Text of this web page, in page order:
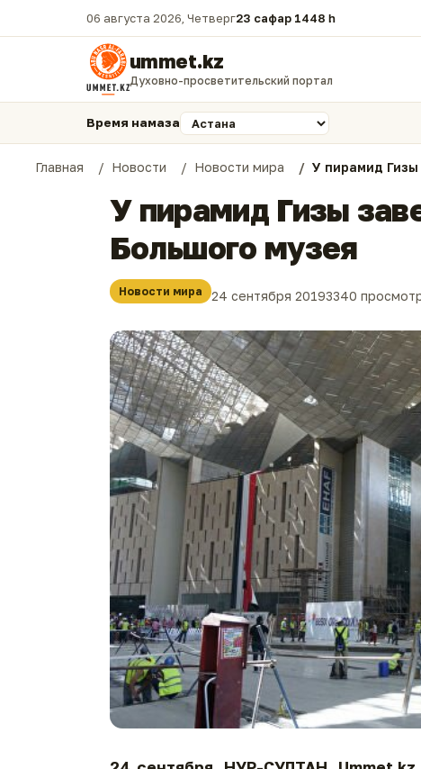
06 августа 2026, Четверг23 сафар 1448 һ.
ummet.kz
Духовно-просветительский портал
Время намаза
Главная Новости Новости мира У пирамид Гизы
У пирамид Гизы
Большого музея
Новости мира 24 сентября 20193340